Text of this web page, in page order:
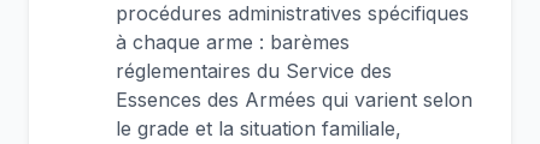
procédures administratives spécifiques
à chaque arme : barèmes
réglementaires du Service des
Essences des Armées qui varient selon
le grade et la situation familiale,